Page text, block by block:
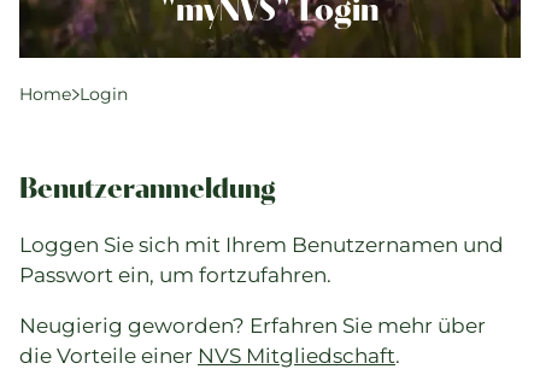
Praxisführung
Karriere & Jobs
Aktuelle Veranstaltungen
Aktuelles
"myNVS" Login
Home Login
Benutzeranmeldung
Loggen Sie sich mit Ihrem Benutzernamen und
Passwort ein, um fortzufahren.
Neugierig geworden? Erfahren Sie mehr über
die Vorteile einer NVS Mitgliedschaft.